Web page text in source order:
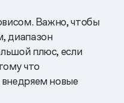
Важно, чтобы
диапазон
плюс, если
что
новые